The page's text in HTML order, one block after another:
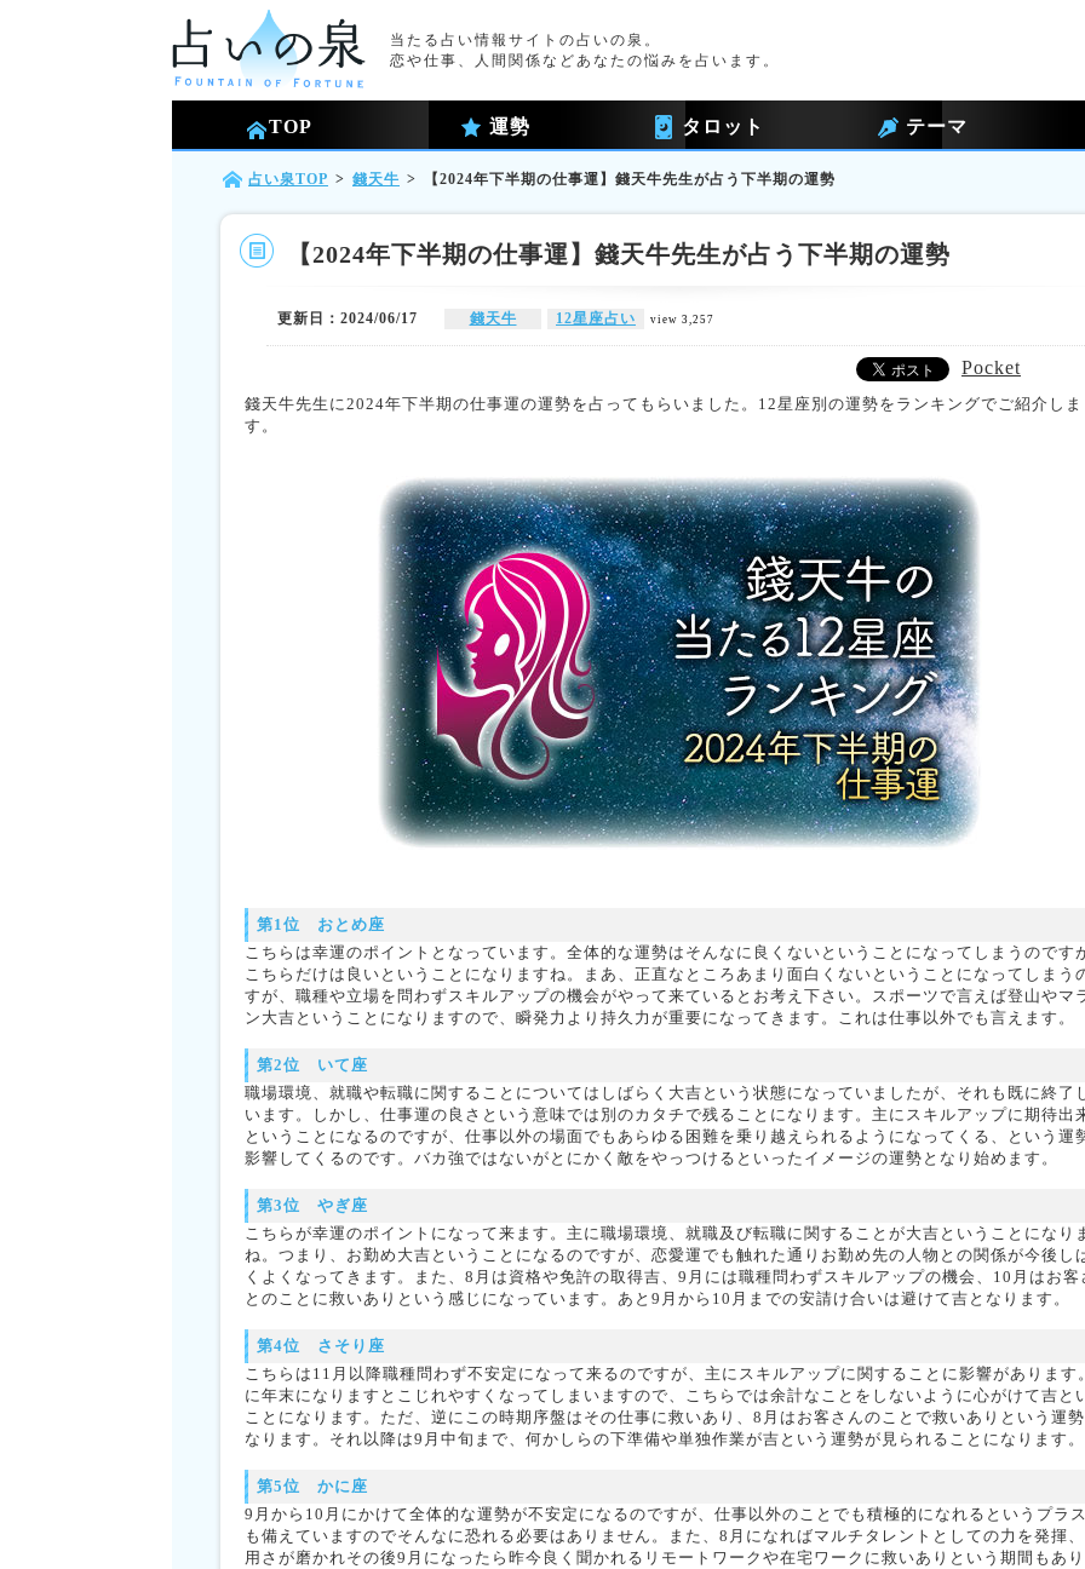
当たる占い情報サイトの占いの泉。
恋や仕事、人間関係などあなたの悩みを占います。
TOP 運勢 タロット テーマ
占い泉TOP > 錢天牛 > 【2024年下半期の仕事運】錢天牛先生が占う下半期の運勢
【2024年下半期の仕事運】錢天牛先生が占う下半期の運勢
更新日：2024/06/17 錢天牛 12星座占い view 3,257
Pocket
錢天牛先生に2024年下半期の仕事運の運勢を占ってもらいました。12星座別の運勢をランキングでご紹介しま
す。
第1位 おとめ座
こちらは幸運のポイントとなっています。全体的な運勢はそんなに良くないということになってしまうのです
こちらだけは良いということになりますね。まあ、正直なところあまり面白くないということになってしまう
すが、職種や立場を問わずスキルアップの機会がやって来ているとお考え下さい。スポーツで言えば登山やマ
ン大吉ということになりますので、瞬発力より持久力が重要になってきます。これは仕事以外でも言えます。
第2位 いて座
職場環境、就職や転職に関することについてはしばらく大吉という状態になっていましたが、それも既に終了
います。しかし、仕事運の良さという意味では別のカタチで残ることになります。主にスキルアップに期待出
ということになるのですが、仕事以外の場面でもあらゆる困難を乗り越えられるようになってくる、という運
影響してくるのです。バカ強ではないがとにかく敵をやっつけるといったイメージの運勢となり始めます。
第3位 やぎ座
こちらが幸運のポイントになって来ます。主に職場環境、就職及び転職に関することが大吉ということになり
ね。つまり、お勤め大吉ということになるのですが、恋愛運でも触れた通りお勤め先の人物との関係が今後し
くよくなってきます。また、8月は資格や免許の取得吉、9月には職種問わずスキルアップの機会、10月はお客
とのことに救いありという感じになっています。あと9月から10月までの安請け合いは避けて吉となります。
第4位 さそり座
こちらは11月以降職種問わず不安定になって来るのですが、主にスキルアップに関することに影響があります
に年末になりますとこじれやすくなってしまいますので、こちらでは余計なことをしないように心がけて吉と
ことになります。ただ、逆にこの時期序盤はその仕事に救いあり、8月はお客さんのことで救いありという運
なります。それ以降は9月中旬まで、何かしらの下準備や単独作業が吉という運勢が見られることになります。
第5位 かに座
9月から10月にかけて全体的な運勢が不安定になるのですが、仕事以外のことでも積極的になれるというプラ
も備えていますのでそんなに恐れる必要はありません。また、8月になればマルチタレントとしての力を発揮
用さが磨かれその後9月になったら昨今良く聞かれるリモートワークや在宅ワークに救いありという期間もあ